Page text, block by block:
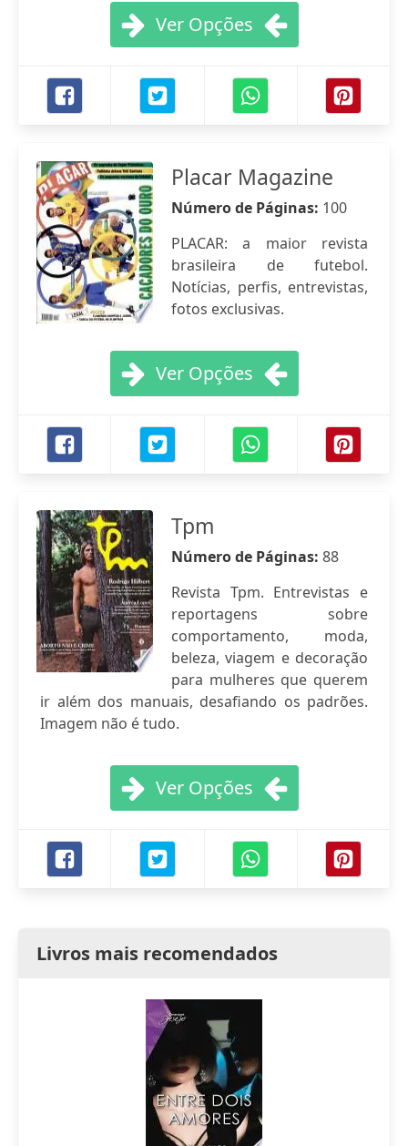
Ver Opções
Placar Magazine
Número de Páginas: 100
PLACAR: a maior revista
brasileira de futebol.
Notícias, perfis, entrevistas,
fotos exclusivas.
Ver Opções
Tpm
Número de Páginas: 88
Revista Tpm. Entrevistas e
reportagens sobre
comportamento, moda,
beleza, viagem e decoração
para mulheres que querem
ir além dos manuais, desafiando os padrões.
Imagem não é tudo.
Ver Opções
Livros mais recomendados